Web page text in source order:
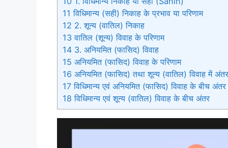
11 विधिमान्य (सही) निकाह के प्रभाव या परिणाम
12 2. शून्य (वातिल) निकाह
13 वातिल (शून्य) विवाह के परिणाम
14 3. अनियमित (फासिद) विवाह
15 अनियमित (फासिद) विवाह के परिणाम
16 अनियमित (फासिद) तथा शून्य (वातिल) विवाह में अंतर
17 विधिमान्य एवं अनियमित (फासिद) विवाह के बीच अंतर
18 विधिमान्य एवं शून्य (वातिल) विवाह के बीच अंतर